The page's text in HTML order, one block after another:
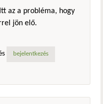
az a probléma, hogy
jön elő.
bejelentkezés